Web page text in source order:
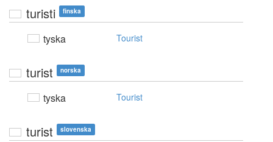
turisti finska
tyska Tourist
turist norska
tyska Tourist
turist slovenska